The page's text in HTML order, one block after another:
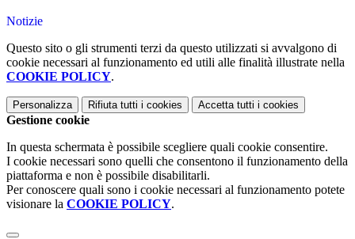
Notizie
Questo sito o gli strumenti terzi da questo utilizzati si avvalgono di
cookie necessari al funzionamento ed utili alle finalità illustrate nella
COOKIE POLICY.
Personalizza Rifiuta tutti i cookies Accetta tutti i cookies
Gestione cookie
In questa schermata è possibile scegliere quali cookie consentire.
I cookie necessari sono quelli che consentono il funzionamento della
piattaforma e non è possibile disabilitarli.
Per conoscere quali sono i cookie necessari al funzionamento potete
visionare la COOKIE POLICY.